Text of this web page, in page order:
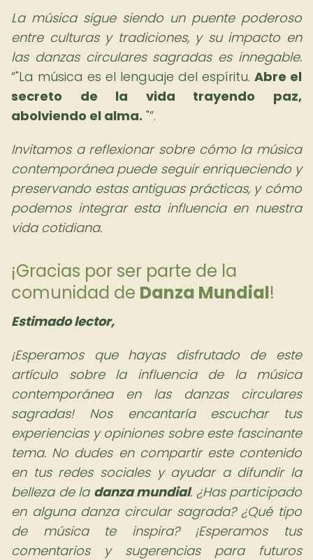
La música sigue siendo un puente poderoso
entre culturas y tradiciones, y su impacto en
las danzas circulares sagradas es innegable.
"La música es el lenguaje del espíritu. Abre el
secreto de la vida trayendo paz,
abolviendo el alma. " .
Invitamos a reflexionar sobre cómo la música
contemporánea puede seguir enriqueciendo y
preservando estas antiguas prácticas, y cómo
podemos integrar esta influencia en nuestra
vida cotidiana.
¡Gracias por ser parte de la
comunidad de Danza Mundial!
Estimado lector,
¡Esperamos que hayas disfrutado de este
artículo sobre la influencia de la música
contemporánea en las danzas circulares
sagradas! Nos encantaría escuchar tus
experiencias y opiniones sobre este fascinante
tema. No dudes en compartir este contenido
en tus redes sociales y ayudar a difundir la
belleza de la danza mundial. ¿Has participado
en alguna danza circular sagrada? ¿Qué tipo
de música te inspira? ¡Esperamos tus
comentarios y sugerencias para futuros